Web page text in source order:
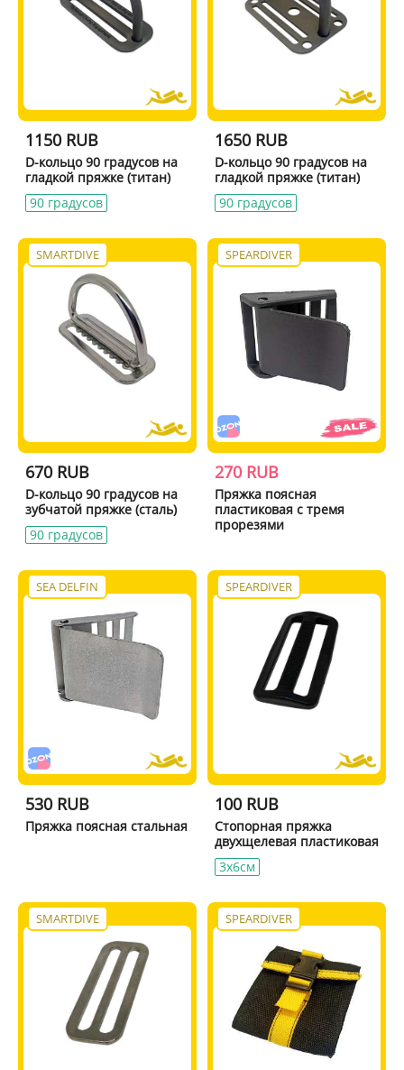
1150 RUB
D-кольцо 90 градусов на
гладкой пряжке (титан)
90 градусов
1650 RUB
D-кольцо 90 градусов на
гладкой пряжке (титан)
90 градусов
SMARTDIVE
670 RUB
D-кольцо 90 градусов на
зубчатой пряжке (сталь)
90 градусов
SPEARDIVER
270 RUB
Пряжка поясная
пластиковая с тремя
прорезями
SEA DELFIN
530 RUB
Пряжка поясная стальная
SPEARDIVER
100 RUB
Стопорная пряжка
двухщелевая пластиковая
3x6см
SMARTDIVE SPEARDIVER